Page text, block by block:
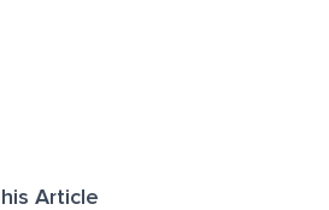
Article